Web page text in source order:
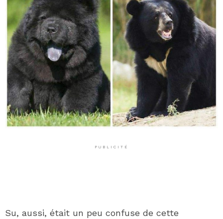
PUBLICITÉ
Su, aussi, était un peu confuse de cette